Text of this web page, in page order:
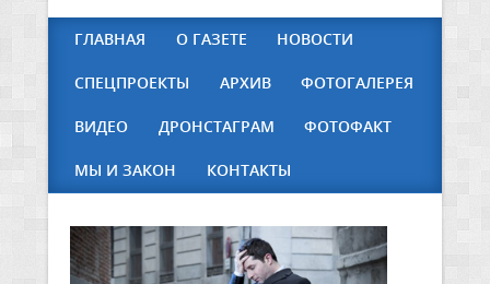
ГЛАВНАЯ О ГАЗЕТЕ НОВОСТИ
СПЕЦПРОЕКТЫ АРХИВ ФОТОГАЛЕРЕЯ
ВИДЕО ДРОНСТАГРАМ ФОТОФАКТ
МЫ И ЗАКОН КОНТАКТЫ